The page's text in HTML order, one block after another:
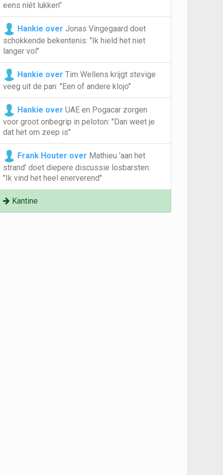
eens níét lukken"
Hankie over Jonas Vingegaard doet
schokkende bekentenis: "Ik hield het niet
langer vol"
Hankie over Tim Wellens krijgt stevige
veeg uit de pan: "Een of andere klojo"
Hankie over UAE en Pogacar zorgen
voor groot onbegrip in peloton: "Dan weet je
dat het om zeep is"
Frank Houter over Mathieu 'aan het
strand' doet diepere discussie losbarsten:
"Ik vind het heel enerverend"
Kantine